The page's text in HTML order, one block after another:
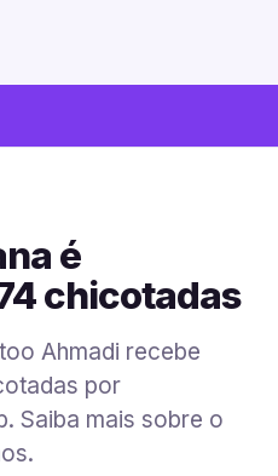
é
chicotadas
Ahmadi recebe
por
Saiba mais sobre o